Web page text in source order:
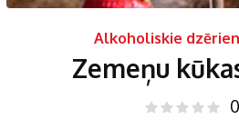
Alkoholiskie
Zemeņu
0